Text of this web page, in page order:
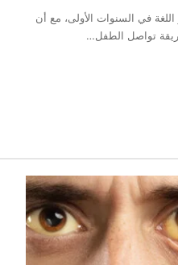
في السنوات الأولى، مع أن
تواصل الطفل…